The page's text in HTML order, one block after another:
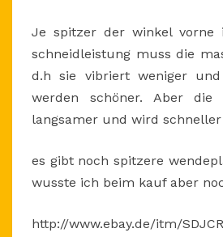
Je spitzer der winkel vorne
schneidleistung muss die
d.h sie vibriert weniger
werden schöner. Aber die
langsamer und wird
es gibt noch spitzere
wusste ich beim kauf aber
http://www.ebay.de/itm/